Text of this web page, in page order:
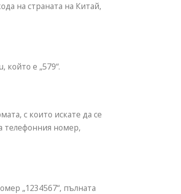
на страната на Китай,
който е „579“.
с които искате да се
телефонния номер,
„1234567“, пълната